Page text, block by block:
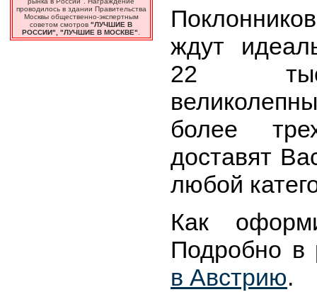
проводилось в здании Правительства
Москвы общественно-экспертным
советом смотров"ЛУЧШИЕ В
РОССИИ", "ЛУЧШИЕ В МОСКВЕ"
ждут
22
более
доставят
любой
Как
Подробно в
в Австрию.